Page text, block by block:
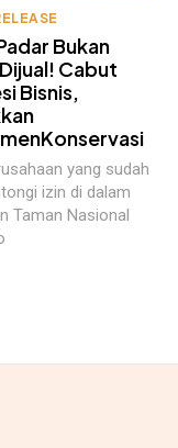
Bukan
Cabut
Bisnis,
yang sudah
izin di dalam
Taman Nasional